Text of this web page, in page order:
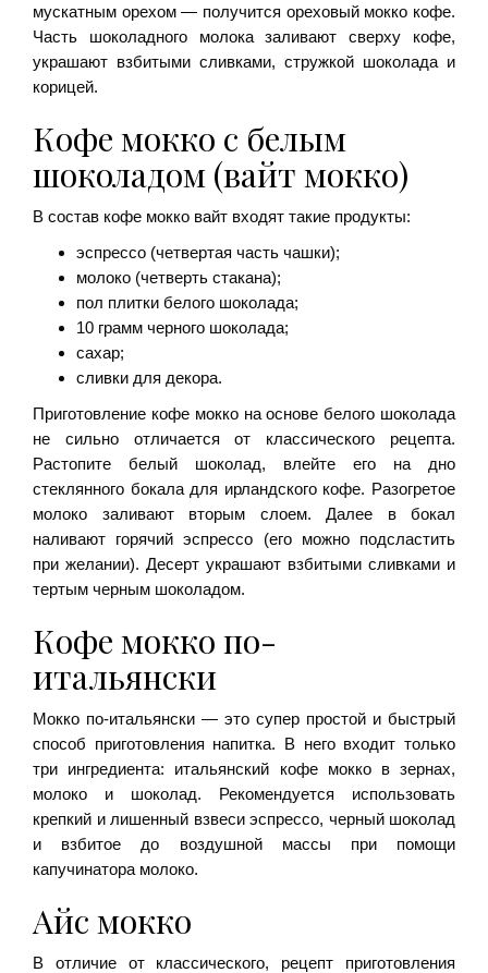
мускатным орехом — получится ореховый мокко кофе.
Часть шоколадного молока заливают сверху кофе,
украшают взбитыми сливками, стружкой шоколада и
корицей.
Кофе мокко с белым
шоколадом (вайт мокко)
В состав кофе мокко вайт входят такие продукты:
эспрессо (четвертая часть чашки);
молоко (четверть стакана);
пол плитки белого шоколада;
10 грамм черного шоколада;
сахар;
сливки для декора.
Приготовление кофе мокко на основе белого шоколада
не сильно отличается от классического рецепта.
Растопите белый шоколад, влейте его на дно
стеклянного бокала для ирландского кофе. Разогретое
молоко заливают вторым слоем. Далее в бокал
наливают горячий эспрессо (его можно подсластить
при желании). Десерт украшают взбитыми сливками и
тертым черным шоколадом.
Кофе мокко по-
итальянски
Мокко по-итальянски — это супер простой и быстрый
способ приготовления напитка. В него входит только
три ингредиента: итальянский кофе мокко в зернах,
молоко и шоколад. Рекомендуется использовать
крепкий и лишенный взвеси эспрессо, черный шоколад
и взбитое до воздушной массы при помощи
капучинатора молоко.
Айс мокко
В отличие от классического, рецепт приготовления